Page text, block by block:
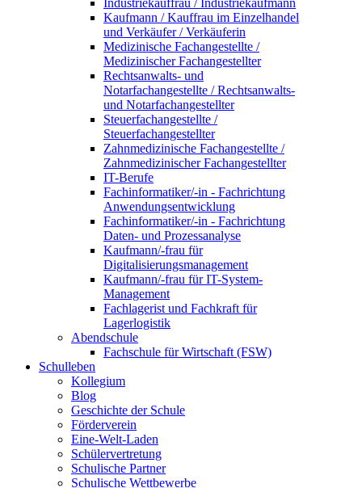
Industriekauffrau / Industriekaufmann
Kaufmann / Kauffrau im Einzelhandel
und Verkäufer / Verkäuferin
Medizinische Fachangestellte /
Medizinischer Fachangestellter
Rechtsanwalts- und
Notarfachangestellte / Rechtsanwalts-
und Notarfachangestellter
Steuerfachangestellte /
Steuerfachangestellter
Zahnmedizinische Fachangestellte /
Zahnmedizinischer Fachangestellter
IT-Berufe
Fachinformatiker/-in - Fachrichtung
Anwendungsentwicklung
Fachinformatiker/-in - Fachrichtung
Daten- und Prozessanalyse
Kaufmann/-frau für
Digitalisierungsmanagement
Kaufmann/-frau für IT-System-
Management
Fachlagerist und Fachkraft für
Lagerlogistik
Abendschule
Fachschule für Wirtschaft (FSW)
Schulleben
Kollegium
Blog
Geschichte der Schule
Förderverein
Eine-Welt-Laden
Schülervertretung
Schulische Partner
Schulische Wettbewerbe